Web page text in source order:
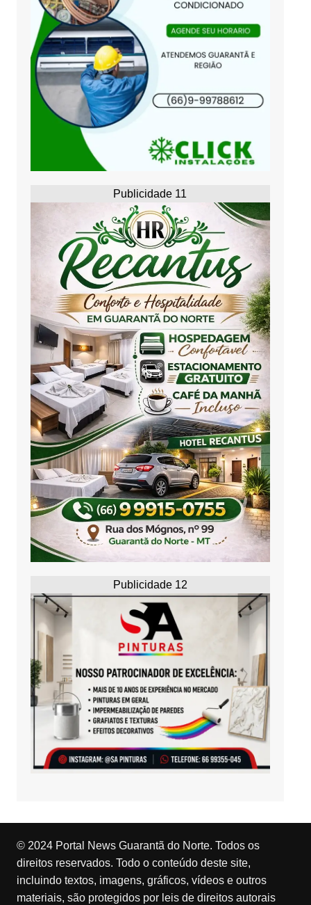
Publicidade 11
Publicidade 12
© 2024 Portal News Guarantã do Norte. Todos os
direitos reservados. Todo o conteúdo deste site,
incluindo textos, imagens, gráficos, vídeos e outros
materiais, são protegidos por leis de direitos autorais